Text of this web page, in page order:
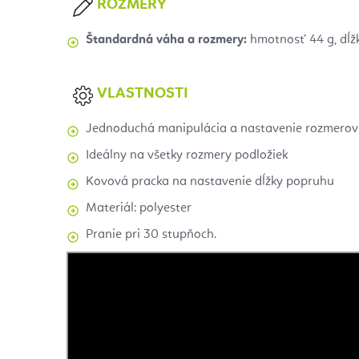
ROZMERY
Štandardná váha a rozmery: hmotnosť 44 g,
VLASTNOSTI
Jednoduchá manipulácia a nastavenie rozmerov
Ideálny na všetky rozmery podložiek
Kovová pracka na nastavenie dĺžky popruhu
Materiál: polyester
Pranie pri 30 stupňoch.